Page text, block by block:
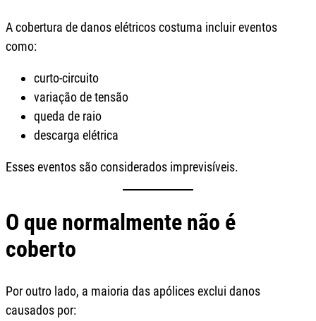
A cobertura de danos elétricos costuma incluir eventos
como:
curto-circuito
variação de tensão
queda de raio
descarga elétrica
Esses eventos são considerados imprevisíveis.
O que normalmente não é
coberto
Por outro lado, a maioria das apólices exclui danos
causados por: